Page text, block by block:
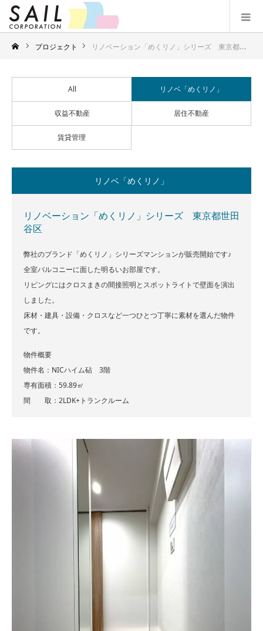
プロジェクト リノベーション「めくリノ」シリーズ 東京都世田谷区
All リノベ「めくリノ」
収益不動産 居住不動産
賃貸管理
リノベ「めくリノ」
リノベーション「めくリノ」シリーズ 東京都世田
谷区
弊社のブランド「めくリノ」シリーズマンションが販売開始です♪
全室バルコニーに面した明るいお部屋です。
リビングにはクロスまきの間接照明とスポットライトで壁面を演出
しました。
床材・建具・設備・クロスなど一つひとつ丁寧に素材を選んだ物件
です。
物件概要
物件名：NICハイム砧 3階
専有面積：59.89㎡
間 取：2LDK+トランクルーム